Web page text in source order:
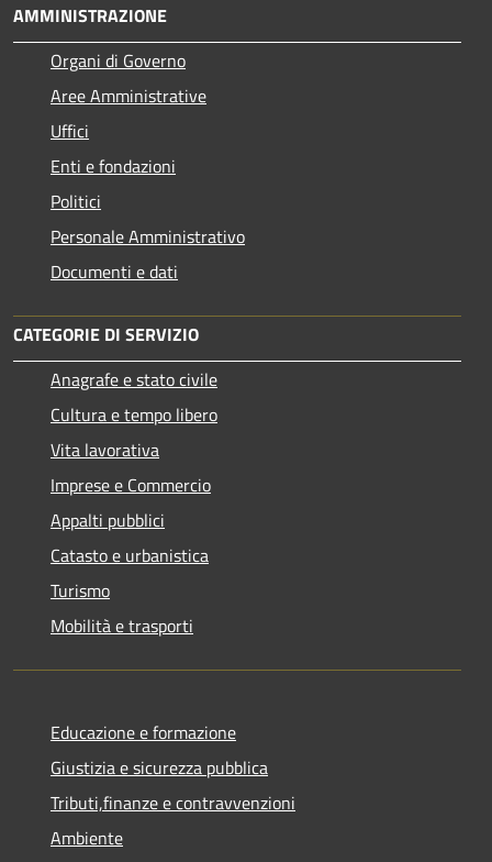
AMMINISTRAZIONE
Organi di Governo
Aree Amministrative
Uffici
Enti e fondazioni
Politici
Personale Amministrativo
Documenti e dati
CATEGORIE DI SERVIZIO
Anagrafe e stato civile
Cultura e tempo libero
Vita lavorativa
Imprese e Commercio
Appalti pubblici
Catasto e urbanistica
Turismo
Mobilità e trasporti
Educazione e formazione
Giustizia e sicurezza pubblica
Tributi,finanze e contravvenzioni
Ambiente